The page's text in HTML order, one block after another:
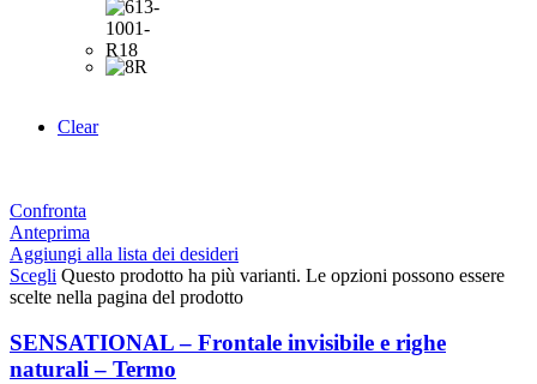
Clear
Confronta
Anteprima
Aggiungi alla lista dei desideri
Scegli Questo prodotto ha più varianti. Le opzioni possono essere
scelte nella pagina del prodotto
SENSATIONAL – Frontale invisibile e righe
naturali – Termo